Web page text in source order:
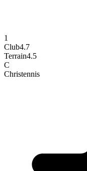
1
Club4.7
Terrain4.5
C
Christennis